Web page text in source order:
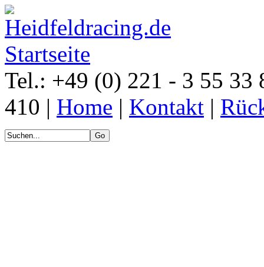
Tel.: +49 (0) 221 - 3 55 33
410 | Home | Kontakt |